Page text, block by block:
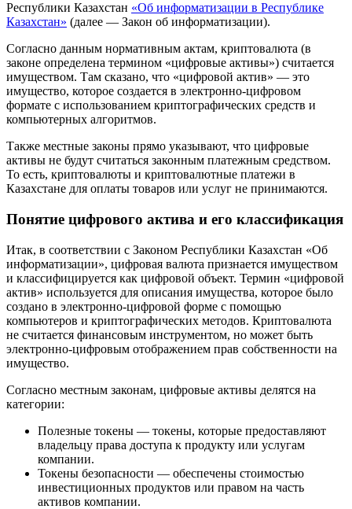
Республики Казахстан «Об информатизации в Республике
Казахстан» (далее — Закон об информатизации).
Согласно данным нормативным актам, криптовалюта (в
законе определена термином «цифровые активы») считается
имуществом. Там сказано, что «цифровой актив» — это
имущество, которое создается в электронно-цифровом
формате с использованием криптографических средств и
компьютерных алгоритмов.
Также местные законы прямо указывают, что цифровые
активы не будут считаться законным платежным средством.
То есть, криптовалюты и криптовалютные платежи в
Казахстане для оплаты товаров или услуг не принимаются.
Понятие цифрового актива и его классификация
Итак, в соответствии с Законом Республики Казахстан «Об
информатизации», цифровая валюта признается имуществом
и классифицируется как цифровой объект. Термин «цифровой
актив» используется для описания имущества, которое было
создано в электронно-цифровой форме с помощью
компьютеров и криптографических методов. Криптовалюта
не считается финансовым инструментом, но может быть
электронно-цифровым отображением прав собственности на
имущество.
Согласно местным законам, цифровые активы делятся на
категории:
Полезные токены — токены, которые предоставляют
владельцу права доступа к продукту или услугам
компании.
Токены безопасности — обеспечены стоимостью
инвестиционных продуктов или правом на часть
активов компании.